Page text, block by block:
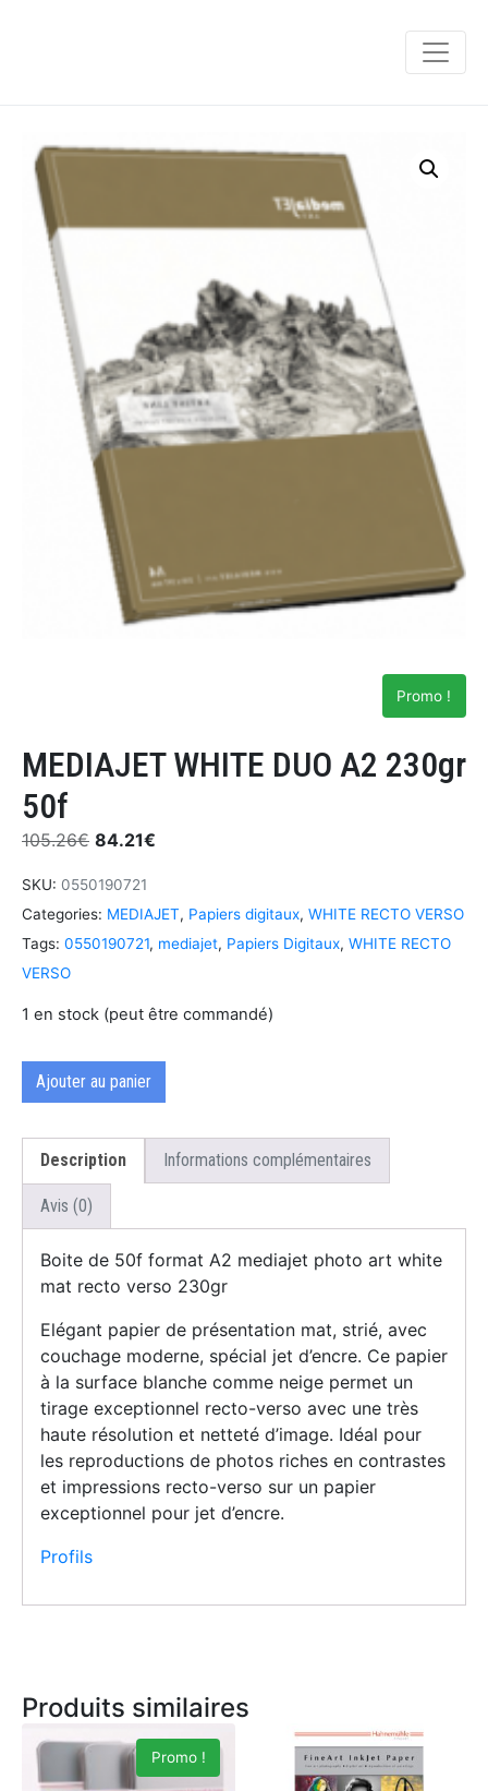
Promo !
MEDIAJET WHITE DUO A2 230gr
50f
105.26€ 84.21€
SKU: 0550190721
Categories: MEDIAJET, Papiers digitaux, WHITE RECTO VERSO
Tags: 0550190721, mediajet, Papiers Digitaux, WHITE RECTO
VERSO
1 en stock (peut être commandé)
Ajouter au panier
Description Informations complémentaires
Avis (0)
Boite de 50f format A2 mediajet photo art white
mat recto verso 230gr
Elégant papier de présentation mat, strié, avec
couchage moderne, spécial jet d’encre. Ce papier
à la surface blanche comme neige permet un
tirage exceptionnel recto-verso avec une très
haute résolution et netteté d’image. Idéal pour
les reproductions de photos riches en contrastes
et impressions recto-verso sur un papier
exceptionnel pour jet d’encre.
Profils
Produits similaires
Promo !